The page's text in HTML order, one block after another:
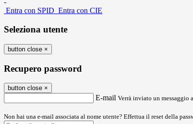
-
Entra con SPID Entra con CIE
Seleziona utente
button close ×
Recupero password
button close ×
E-mail Verrà inviato un
Non hai una e-mail associata al nome utente? Effettua il reset della